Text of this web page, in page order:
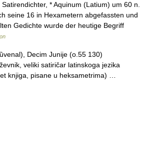
* Aquinum (Latium) um 60 n.
seine 16 in Hexametern abgefassten und
Gedichte wurde der heutige Begriff
Decim Junije (o.55 130)
veliki satiričar latinskoga jezika
knjiga, pisane u heksametrima) …